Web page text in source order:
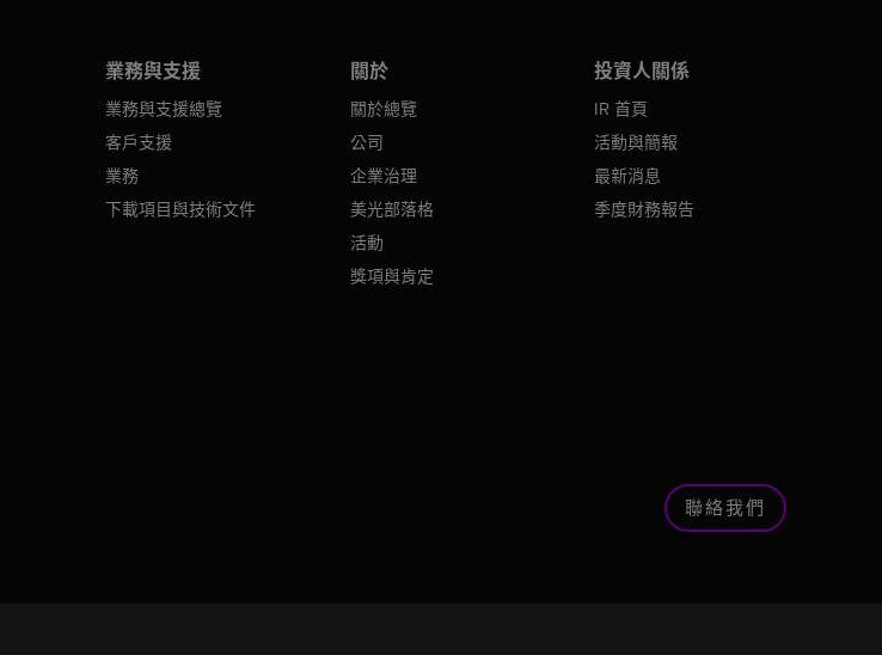
業務與支援
業務與支援總覽
客戶支援
業務
下載項目與技術文件
關於
關於總覽
公司
企業治理
美光部落格
活動
獎項與肯定
投資人關係
IR 首頁
活動與簡報
最新消息
季度財務報告
聯絡我們